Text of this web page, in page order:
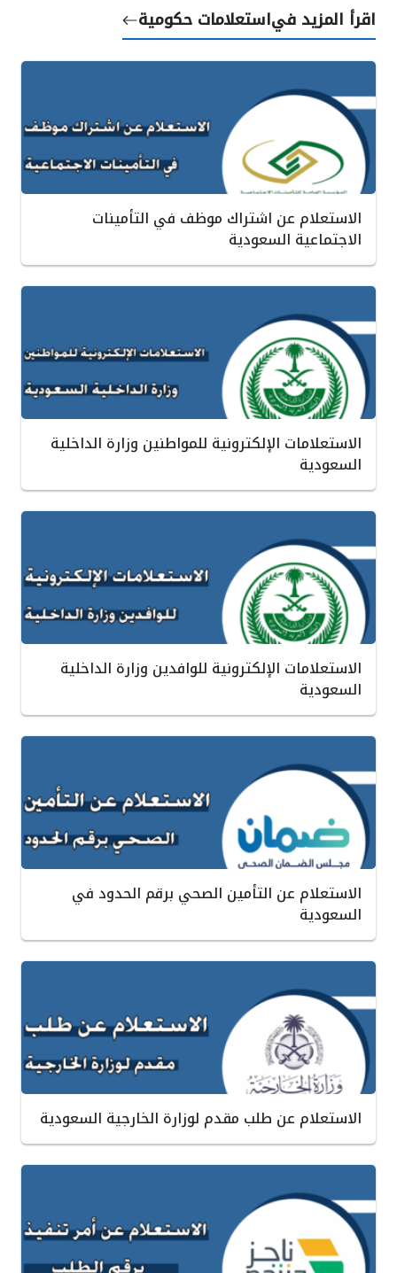
اقرأ المزيد فياستعلامات حكومية
الاستعلام عن اشتراك موظف في التأمينات
الاجتماعية السعودية
الاستعلامات الإلكترونية للمواطنين وزارة الداخلية
السعودية
الاستعلامات الإلكترونية للوافدين وزارة الداخلية
السعودية
الاستعلام عن التأمين الصحي برقم الحدود في
السعودية
الاستعلام عن طلب مقدم لوزارة الخارجية السعودية